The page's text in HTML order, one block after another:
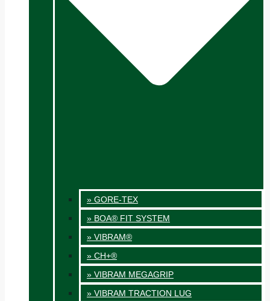
» GORE-TEX
» BOA® FIT SYSTEM
» VIBRAM®
» CH+®
» VIBRAM MEGAGRIP
» VIBRAM TRACTION LUG